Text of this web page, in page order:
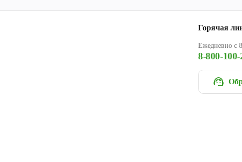
Горячая
Ежедневно с
8-800-100-